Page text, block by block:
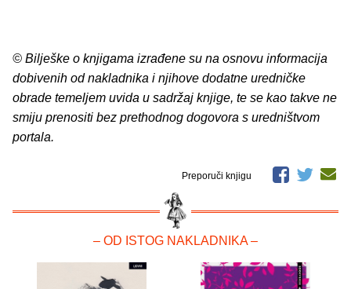
© Bilješke o knjigama izrađene su na osnovu informacija
dobivenih od nakladnika i njihove dodatne uredničke
obrade temeljem uvida u sadržaj knjige, te se kao takve ne
smiju prenositi bez prethodnog dogovora s uredništvom
portala.
Preporuči knjigu
– OD ISTOG NAKLADNIKA –